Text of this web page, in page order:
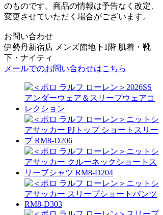
のものです。商品の情報は予告なく改定、
変更させていただく場合がございます。
お問い合わせ
伊勢丹新宿店 メンズ館地下1階 肌着・靴
下・ナイティ
メールでのお問い合わせはこちら